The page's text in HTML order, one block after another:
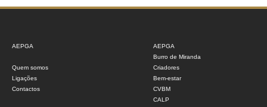
AEPGA
Quem somos
Ligações
Contactos
AEPGA
Burro de Miranda
Criadores
Bem-estar
CVBM
CALP